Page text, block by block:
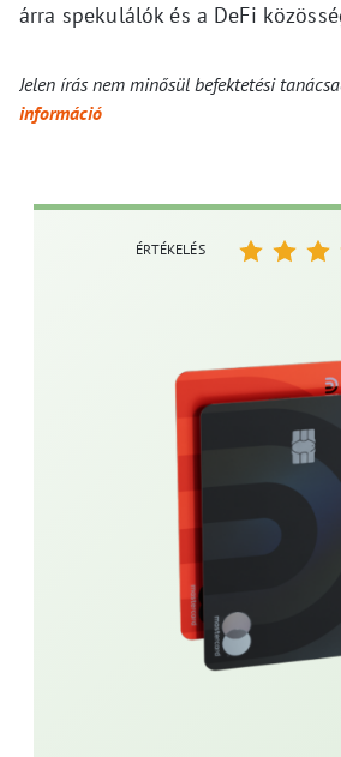
árra spekulálók és a DeFi
Jelen írás nem minősül befektetési
információ
ÉRTÉKELÉS